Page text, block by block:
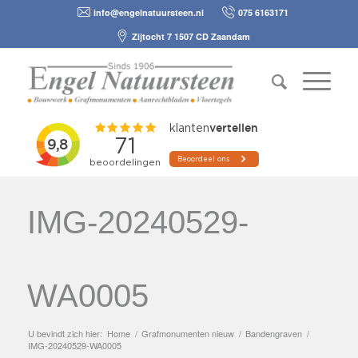
info@engelnatuursteen.nl
075 6163171
Zijtocht 7 1507 CD Zaandam
IMG-20240529-
WA0005
U bevindt zich hier: Home / Grafmonumenten nieuw / Bandengraven /
IMG-20240529-WA0005